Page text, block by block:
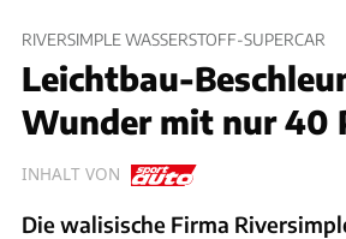
RIVERSIMPLE WASSERSTOFF-SUPERCAR
Leichtbau-
Wunder mit nur 40
INHALT VON
Die walisische Firma